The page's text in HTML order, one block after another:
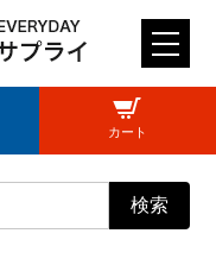
M
E
U
検索
カート